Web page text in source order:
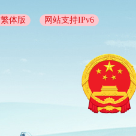
繁体版 网站支持IPv6